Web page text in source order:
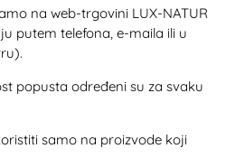
na web-trgovini LUX-NATUR
putem telefona, e-maila ili u
popusta određeni su za svaku
samo na proizvode koji